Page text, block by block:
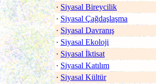
· Siyasal Bireycilik
· Siyasal Çağdaşlaşma
· Siyasal Davranış
· Siyasal Ekoloji
· Siyasal İktisat
· Siyasal Katılım
· Siyasal Kültür